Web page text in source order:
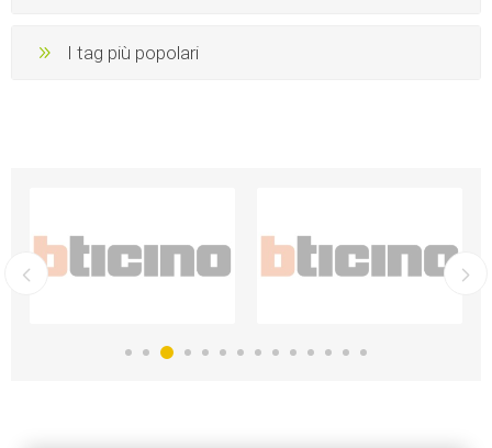
I tag più popolari